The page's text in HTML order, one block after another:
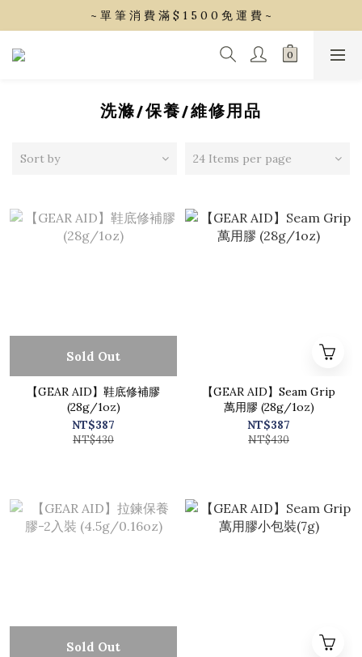
~ 單 筆 消 費 滿 $ 1 5 0 0 免 運 費 ~
~ 單 筆 消 費 滿 $ 1 5 0 0 免 運 費 ~
會 員 享 2% 點 數 回 饋 (1點=1元)
洗滌/保養/維修用品
Sort by 24 Items per page
Sold Out
【GEAR AID】鞋底修補膠
(28g/1oz)
NT$387
NT$430
【GEAR AID】Seam Grip
萬用膠 (28g/1oz)
NT$387
NT$430
Sold Out